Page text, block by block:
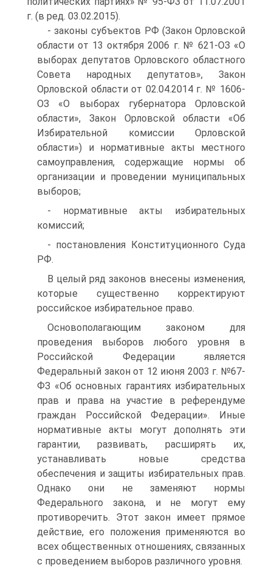
г. (в ред. 03.02.2015).
- законы субъектов РФ (Закон Орловской
области от 13 октября 2006 г. № 621-ОЗ «О
выборах депутатов Орловского областного
Совета народных депутатов», Закон
Орловской области от 02.04.2014 г. № 1606-
ОЗ «О выборах губернатора Орловской
области», Закон Орловской области «Об
Избирательной комиссии Орловской
области») и нормативные акты местного
самоуправления, содержащие нормы об
организации и проведении муниципальных
выборов;
- нормативные акты избирательных
комиссий;
- постановления Конституционного Суда
РФ.
В целый ряд законов внесены изменения,
которые существенно корректируют
российское избирательное право.
Основополагающим законом для
проведения выборов любого уровня в
Российской Федерации является
Федеральный закон от 12 июня 2003 г. №67-
ФЗ «Об основных гарантиях избирательных
прав и права на участие в референдуме
граждан Российской Федерации». Иные
нормативные акты могут дополнять эти
гарантии, развивать, расширять их,
устанавливать новые средства
обеспечения и защиты избирательных прав.
Однако они не заменяют нормы
Федерального закона, и не могут ему
противоречить. Этот закон имеет прямое
действие, его положения применяются во
всех общественных отношениях, связанных
с проведением выборов различного уровня.